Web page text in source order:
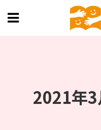
2021年